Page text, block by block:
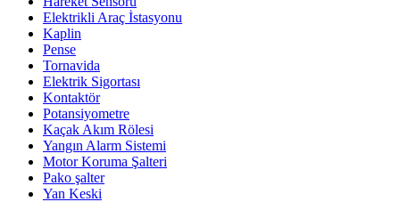
Elektrikli Araç İstasyonu
Kaplin
Pense
Tornavida
Elektrik Sigortası
Kontaktör
Potansiyometre
Kaçak Akım Rölesi
Yangın Alarm Sistemi
Motor Koruma Şalteri
Pako şalter
Yan Keski